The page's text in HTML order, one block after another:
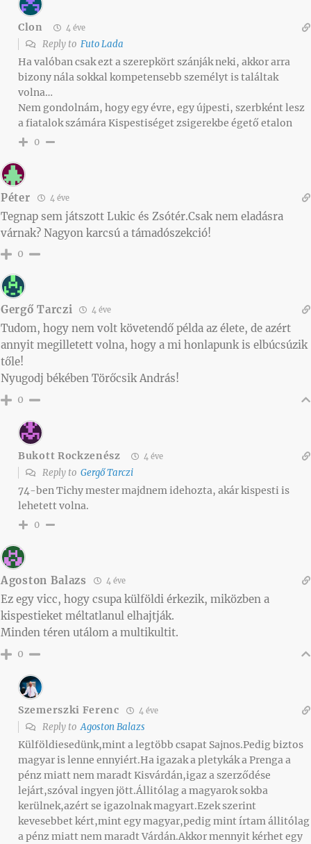
Clon 4 éve
Reply to Futo Lada
Ha valóban csak ezt a szerepkört szánják neki, akkor arra
bizony nála sokkal kompetensebb személyt is találtak
volna…
Nem gondolnám, hogy egy évre, egy újpesti, szerbként lesz
a fiatalok számára Kispestiséget zsigerekbe égető etalon
0
Péter 4 éve
Tegnap sem játszott Lukic és Zsótér.Csak nem eladásra
várnak? Nagyon karcsú a támadószekció!
0
Gergő Tarczi 4 éve
Tudom, hogy nem volt követendő példa az élete, de azért
annyit megilletett volna, hogy a mi honlapunk is elbúcsúzik
tőle!
Nyugodj békében Törőcsik András!
0
Bukott Rockzenész 4 éve
Reply to Gergő Tarczi
74-ben Tichy mester majdnem idehozta, akár kispesti is
lehetett volna.
0
Agoston Balazs 4 éve
Ez egy vicc, hogy csupa külföldi érkezik, miközben a
kispestieket méltatlanul elhajtják.
Minden téren utálom a multikultit.
0
Szemerszki Ferenc 4 éve
Reply toAgoston Balazs
Külföldiesedünk,mint a legtöbb csapat Sajnos.Pedig biztos
magyar is lenne ennyiért.Ha igazak a pletykák a Prenga a
pénz miatt nem maradt Kisvárdán,igaz a szerződése
lejárt,szóval ingyen jött.Állitólag a magyarok sokba
kerülnek,azért se igazolnak magyart.Ezek szerint
kevesebbet kért,mint egy magyar,pedig mint írtam állitólag
a pénz miatt nem maradt Várdán.Akkor mennyit kérhet egy